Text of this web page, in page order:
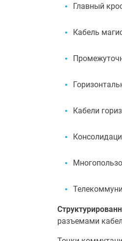
Главный
Кабель
Кабели
разъемами